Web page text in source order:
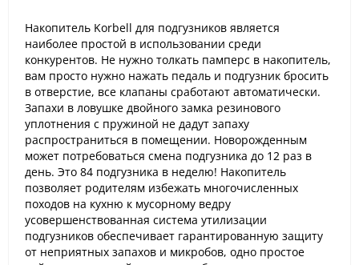
Накопитель Korbell для подгузников является
наиболее простой в использовании среди
конкурентов. Не нужно толкать памперс в накопитель,
вам просто нужно нажать педаль и подгузник бросить
в отверстие, все клапаны сработают автоматически.
Запахи в ловушке двойного замка резинового
уплотнения с пружиной не дадут запаху
распространиться в помещении. Новорожденным
может потребоваться смена подгузника до 12 раз в
день. Это 84 подгузника в неделю! Накопитель
позволяет родителям избежать многочисленных
походов на кухню к мусорному ведру
усовершенствованная система утилизации
подгузников обеспечивает гарантированную защиту
от неприятных запахов и микробов, одно простое